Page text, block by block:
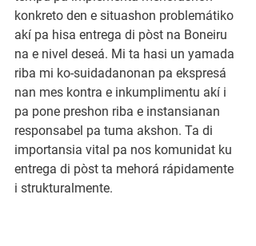
konkreto den e situashon problemátiko
akí pa hisa entrega di pòst na Boneiru
na e nivel deseá. Mi ta hasi un yamada
riba mi ko-suidadanonan pa ekspresá
nan mes kontra e inkumplimentu akí i
pa pone preshon riba e instansianan
responsabel pa tuma akshon. Ta di
importansia vital pa nos komunidat ku
entrega di pòst ta mehorá rápidamente
i strukturalmente.